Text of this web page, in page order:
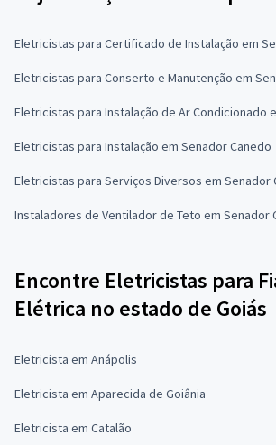
Eletricistas para Certificado de Instalação em
Eletricistas para Conserto e Manutenção em
Eletricistas para Instalação de Ar Condicionado
Eletricistas para Instalação em Senador Canedo
Eletricistas para Serviços Diversos em Senador
Instaladores de Ventilador de Teto em Senador
Encontre Eletricistas para
Elétrica no estado de Goiás
Eletricista em Anápolis
Eletricista em Aparecida de Goiânia
Eletricista em Catalão